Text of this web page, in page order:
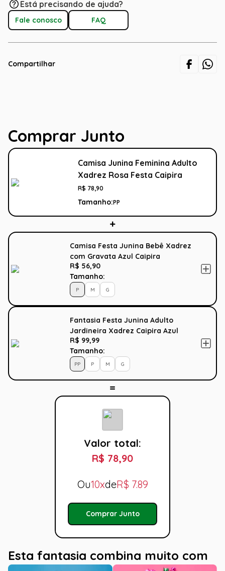
Está precisando de ajuda?
Fale conosco FAQ
Compartilhar
Comprar Junto
Camisa Junina Feminina Adulto
Xadrez Rosa Festa Caipira
R$ 78,90
Tamanho:PP
Camisa Festa Junina Bebê Xadrez
com Gravata Azul Caipira
R$ 56,90
Tamanho:
P M G
Fantasia Festa Junina Adulto
Jardineira Xadrez Caipira Azul
R$ 99,99
Tamanho:
PP P M G
Valor total:
R$ 78,90
Ou10xdeR$ 7.89
Comprar Junto
Esta fantasia combina muito com